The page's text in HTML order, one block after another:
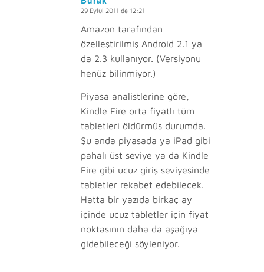
says:
29 Eylül 2011 de 12:21
Amazon tarafından
özelleştirilmiş Android 2.1 ya
da 2.3 kullanıyor. (Versiyonu
henüz bilinmiyor.)
Piyasa analistlerine göre,
Kindle Fire orta fiyatlı tüm
tabletleri öldürmüş durumda.
Şu anda piyasada ya iPad gibi
pahalı üst seviye ya da Kindle
Fire gibi ucuz giriş seviyesinde
tabletler rekabet edebilecek.
Hatta bir yazıda birkaç ay
içinde ucuz tabletler için fiyat
noktasının daha da aşağıya
gidebileceği söyleniyor.